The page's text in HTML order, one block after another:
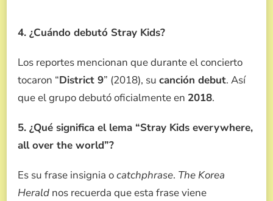
4. ¿Cuándo debutó Stray Kids?
Los reportes mencionan que durante el concierto
tocaron “District 9” (2018), su canción debut. Así
que el grupo debutó oficialmente en 2018.
5. ¿Qué significa el lema “Stray Kids everywhere,
all over the world”?
Es su frase insignia ocatchphrase. The Korea
Herald nos recuerda que esta frase viene